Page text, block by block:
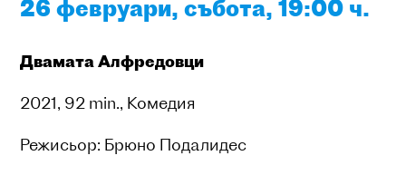
26 февруари, събота, 19:00 ч.
Двамата Алфредовци
2021, 92 min., Комедия
Режисьор: Брюно Подалидес